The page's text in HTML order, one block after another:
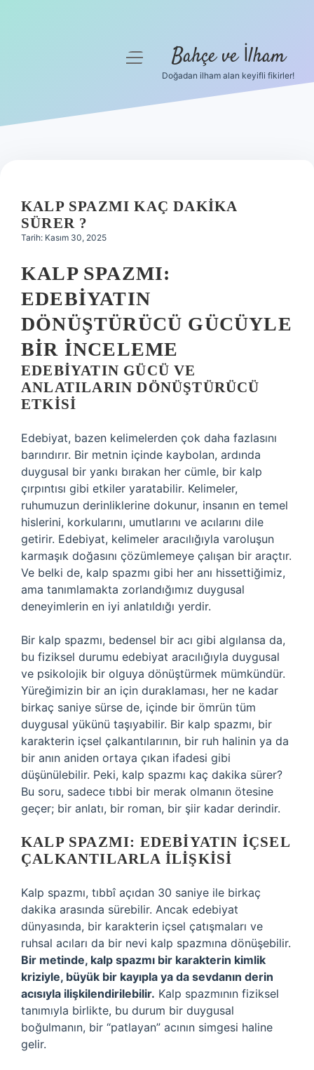
Hakkımızda
menüyü
Bahçe ve İlham
Doğadan ilham alan keyifli fikirler!
KALP SPAZMI KAÇ DAKIKA
SÜRER ?
Tarih: Kasım 30, 2025
KALP SPAZMI:
EDEBIYATIN
DÖNÜŞTÜRÜCÜ GÜCÜYLE
BIR İNCELEME
EDEBIYATIN GÜCÜ VE
ANLATILARIN DÖNÜŞTÜRÜCÜ
ETKISI
Edebiyat, bazen kelimelerden çok daha fazlasını
barındırır. Bir metnin içinde kaybolan, ardında
duygusal bir yankı bırakan her cümle, bir kalp
çırpıntısı gibi etkiler yaratabilir. Kelimeler,
ruhumuzun derinliklerine dokunur, insanın en temel
hislerini, korkularını, umutlarını ve acılarını dile
getirir. Edebiyat, kelimeler aracılığıyla varoluşun
karmaşık doğasını çözümlemeye çalışan bir araçtır.
Ve belki de, kalp spazmı gibi her anı hissettiğimiz,
ama tanımlamakta zorlandığımız duygusal
deneyimlerin en iyi anlatıldığı yerdir.
Bir kalp spazmı, bedensel bir acı gibi algılansa da,
bu fiziksel durumu edebiyat aracılığıyla duygusal
ve psikolojik bir olguya dönüştürmek mümkündür.
Yüreğimizin bir an için duraklaması, her ne kadar
birkaç saniye sürse de, içinde bir ömrün tüm
duygusal yükünü taşıyabilir. Bir kalp spazmı, bir
karakterin içsel çalkantılarının, bir ruh halinin ya da
bir anın aniden ortaya çıkan ifadesi gibi
düşünülebilir. Peki, kalp spazmı kaç dakika sürer?
Bu soru, sadece tıbbi bir merak olmanın ötesine
geçer; bir anlatı, bir roman, bir şiir kadar derindir.
KALP SPAZMI: EDEBIYATIN İÇSEL
ÇALKANTILARLA İLIŞKISI
Kalp spazmı, tıbbî açıdan 30 saniye ile birkaç
dakika arasında sürebilir. Ancak edebiyat
dünyasında, bir karakterin içsel çatışmaları ve
ruhsal acıları da bir nevi kalp spazmına dönüşebilir.
Bir metinde, kalp spazmı bir karakterin kimlik
kriziyle, büyük bir kayıpla ya da sevdanın derin
acısıyla ilişkilendirilebilir. Kalp spazmının fiziksel
tanımıyla birlikte, bu durum bir duygusal
boğulmanın, bir “patlayan” acının simgesi haline
gelir.